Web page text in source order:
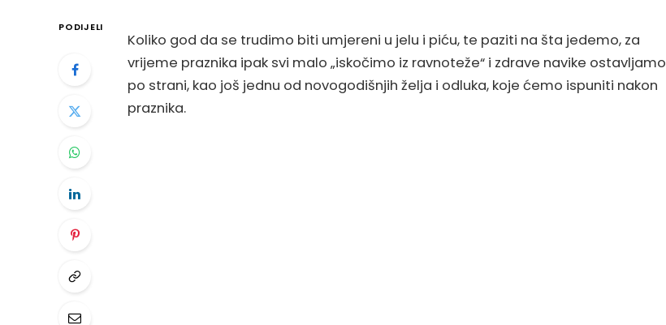
PODIJELI
Koliko god da se trudimo biti umjereni u jelu i piću, te paziti na šta jedemo, za
vrijeme praznika ipak svi malo „iskočimo iz ravnoteže“ i zdrave navike ostavljamo
po strani, kao još jednu od novogodišnjih želja i odluka, koje ćemo ispuniti nakon
praznika.